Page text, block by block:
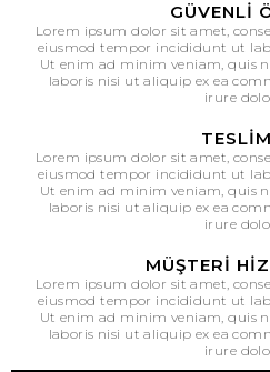
GÜVENLI
Lorem ipsum dolor sit amet,
eiusmod tempor incididunt ut
Ut enim ad minim veniam, quis
laboris nisi ut aliquip ex ea
irure
Lorem ipsum dolor sit amet,
eiusmod tempor incididunt ut
Ut enim ad minim veniam, quis
laboris nisi ut aliquip ex ea
irure
MÜŞTERI
Lorem ipsum dolor sit amet,
eiusmod tempor incididunt ut
Ut enim ad minim veniam, quis
laboris nisi ut aliquip ex ea
irure